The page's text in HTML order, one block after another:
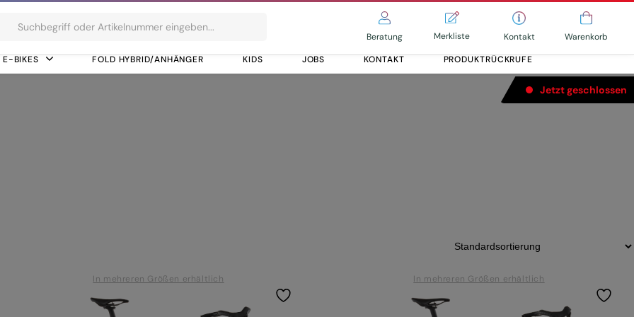
Beratung Merkliste Kontakt
Warenkorb
E-BIKES FOLD HYBRID/ANHÄNGER KIDS JOBS KONTAKT PRODUKTRÜCKRUFE
Jetzt geschlossen
In mehreren Größen erhältlich In mehreren Größen erhältlich